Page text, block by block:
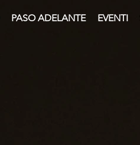
PASO ADELANTE EVENTI